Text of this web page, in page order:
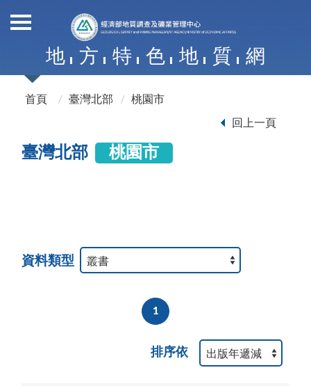
地 方 特 色 地 質 網
首頁 臺灣北部 桃園市
回上一頁
臺灣北部 桃園市
資料類型
1
排序依